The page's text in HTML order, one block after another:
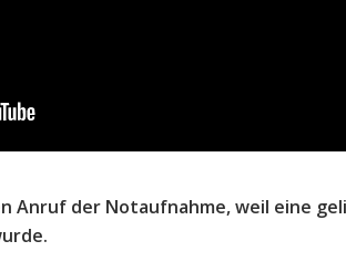
Anruf der Notaufnahme, weil eine